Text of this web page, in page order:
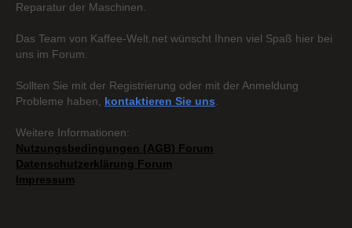
Reparatur der Maschinen.
Das Team von Kaffee-Welt.net wünscht Ihnen viel Spaß hier bei
uns im Forum.
Sollten Sie mit der Registrierung oder mit der Anmeldung
Probleme haben, kontaktieren Sie uns
Weitere Informationen:
Nutzungsbedingungen (AGB) Forum
Datenschutzerklärung Forum
Impressum